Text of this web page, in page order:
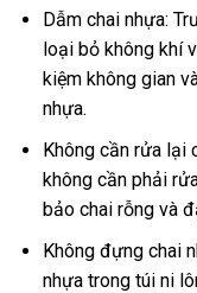
Dẫm chai nhựa:
loại bỏ không khí
kiệm không gian
nhựa.
Không cần rửa lại
không cần phải
bảo chai rỗng và
Không đựng chai
nhựa trong túi ni